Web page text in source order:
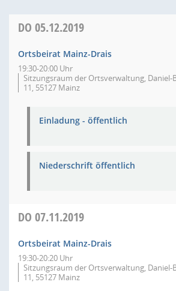
DO 05.12.2019
Ortsbeirat Mainz-Drais
19:30-20:00 Uhr
Sitzungsraum der Ortsverwaltung, Daniel-
11, 55127 Mainz
Einladung - öffentlich
Niederschrift öffentlich
DO 07.11.2019
Ortsbeirat Mainz-Drais
19:30-20:20 Uhr
Sitzungsraum der Ortsverwaltung, Daniel-
11, 55127 Mainz